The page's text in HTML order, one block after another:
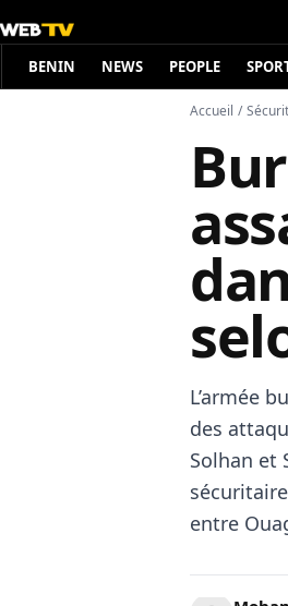
BENIN NEWS PEOPLE
Accueil /
L’armée
des
Solhan et
entre